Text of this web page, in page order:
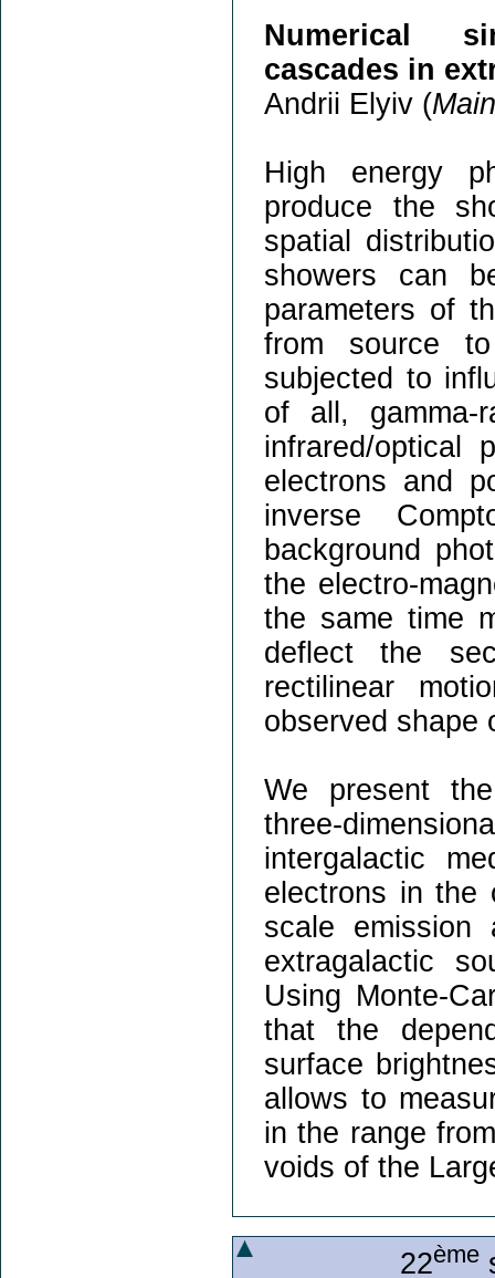
Numerical
cascades in
Andrii Elyiv (
High energy
produce the
spatial
showers can
parameters of
from source
subjected to
of all,
infrared/optical
electrons and
inverse
background
the electro-
the same time
deflect the
rectilinear
observed shape
We present
three-
intergalactic
electrons in the
scale emission
extragalactic
Using Monte-
that the
surface
allows to
in the range
voids of the
22ème